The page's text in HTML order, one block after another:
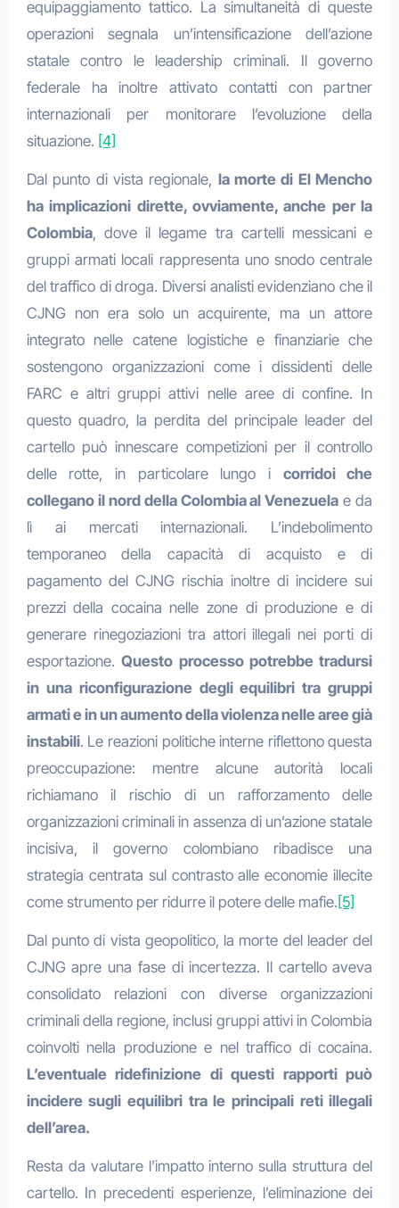
equipaggiamento tattico. La simultaneità di queste
operazioni segnala un’intensificazione dell’azione
statale contro le leadership criminali. Il governo
federale ha inoltre attivato contatti con partner
internazionali per monitorare l’evoluzione della
situazione. [4]
Dal punto di vista regionale, la morte di El Mencho
ha implicazioni dirette, ovviamente, anche per la
Colombia, dove il legame tra cartelli messicani e
gruppi armati locali rappresenta uno snodo centrale
del traffico di droga. Diversi analisti evidenziano che il
CJNG non era solo un acquirente, ma un attore
integrato nelle catene logistiche e finanziarie che
sostengono organizzazioni come i dissidenti delle
FARC e altri gruppi attivi nelle aree di confine. In
questo quadro, la perdita del principale leader del
cartello può innescare competizioni per il controllo
delle rotte, in particolare lungo i corridoi che
collegano il nord della Colombia al Venezuela e da
lì ai mercati internazionali. L’indebolimento
temporaneo della capacità di acquisto e di
pagamento del CJNG rischia inoltre di incidere sui
prezzi della cocaina nelle zone di produzione e di
generare rinegoziazioni tra attori illegali nei porti di
esportazione.Questo processo potrebbe tradursi
in una riconfigurazione degli equilibri tra gruppi
armati e in un aumento della violenza nelle aree già
instabili. Le reazioni politiche interne riflettono questa
preoccupazione: mentre alcune autorità locali
richiamano il rischio di un rafforzamento delle
organizzazioni criminali in assenza di un’azione statale
incisiva, il governo colombiano ribadisce una
strategia centrata sul contrasto alle economie illecite
come strumento per ridurre il potere delle mafie.[5]
Dal punto di vista geopolitico, la morte del leader del
CJNG apre una fase di incertezza. Il cartello aveva
consolidato relazioni con diverse organizzazioni
criminali della regione, inclusi gruppi attivi in Colombia
coinvolti nella produzione e nel traffico di cocaina.
L’eventuale ridefinizione di questi rapporti può
incidere sugli equilibri tra le principali reti illegali
dell’area.
Resta da valutare l’impatto interno sulla struttura del
cartello. In precedenti esperienze, l’eliminazione dei